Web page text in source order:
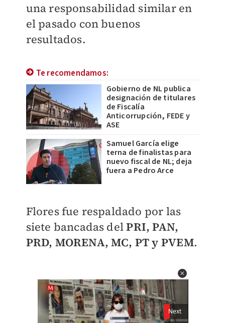
una responsabilidad similar en
el pasado con buenos
resultados.
Te recomendamos:
Gobierno de NL publica
designación de titulares
de Fiscalía
Anticorrupción, FEDE y
ASE
Samuel García elige
terna de finalistas para
nuevo fiscal de NL; deja
fuera a Pedro Arce
Flores fue respaldado por las
siete bancadas delPRI, PAN,
PRD, MORENA, MC, PT y PVEM.